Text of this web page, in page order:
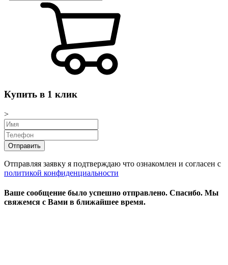
Купить в 1 клик
>
Отправляя заявку я подтверждаю что ознакомлен и согласен с
политикой конфиденциальности
Ваше сообщение было успешно отправлено. Спасибо. Mы
свяжемся с Вами в ближайшее время.